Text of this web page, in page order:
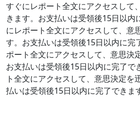
すぐにレポート全文にアクセスして
きます。お支払いは受領後15日以内
にレポート全文にアクセスして、意
す。お支払いは受領後15日以内に完
ポート全文にアクセスして、意思決
お支払いは受領後15日以内に完了で
ト全文にアクセスして、意思決定を
払いは受領後15日以内に完了できま